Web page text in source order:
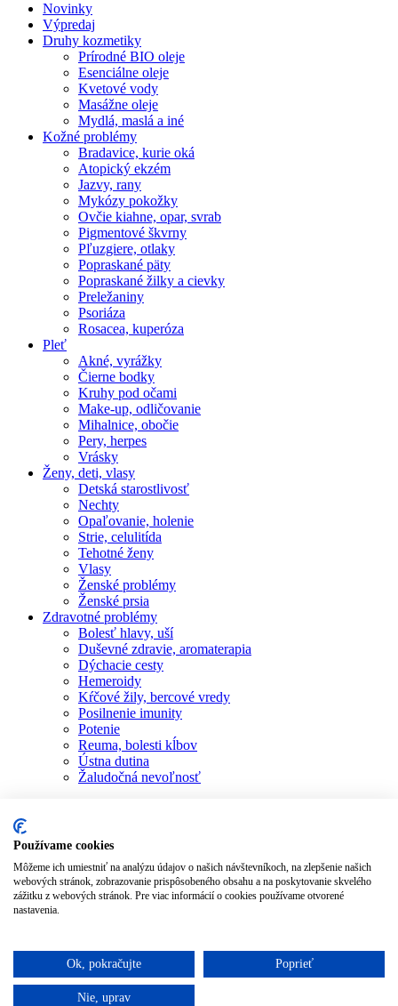
Novinky
Výpredaj
Druhy kozmetiky
Prírodné BIO oleje
Esenciálne oleje
Kvetové vody
Masážne oleje
Mydlá, maslá a iné
Kožné problémy
Bradavice, kurie oká
Atopický ekzém
Jazvy, rany
Mykózy pokožky
Ovčie kiahne, opar, svrab
Pigmentové škvrny
Pľuzgiere, otlaky
Popraskané päty
Popraskané žilky a cievky
Preležaniny
Psoriáza
Rosacea, kuperóza
Pleť
Akné, vyrážky
Čierne bodky
Kruhy pod očami
Make-up, odličovanie
Mihalnice, obočie
Pery, herpes
Vrásky
Ženy, deti, vlasy
Detská starostlivosť
Nechty
Opaľovanie, holenie
Strie, celulitída
Tehotné ženy
Vlasy
Ženské problémy
Ženské prsia
Zdravotné problémy
Bolesť hlavy, uší
Duševné zdravie, aromaterapia
Dýchacie cesty
Hemeroidy
Kŕčové žily, bercové vredy
Posilnenie imunity
Potenie
Reuma, bolesti kĺbov
Ústna dutina
Žaludočná nevoľnosť
Recenzie
Prihlásiť sa / Zaregistrovať sa
Objednávka
Zatvoriť
Moringové mydlo
Používame cookies
Môžeme ich umiestniť na analýzu údajov o našich návštevníkoch, na zlepšenie našich
webových stránok, zobrazovanie prispôsobeného obsahu a na poskytovanie skvelého
zážitku z webových stránok. Pre viac informácií o cookies používame otvorené
nastavenia.
Ok, pokračujte Poprieť
Nie, uprav